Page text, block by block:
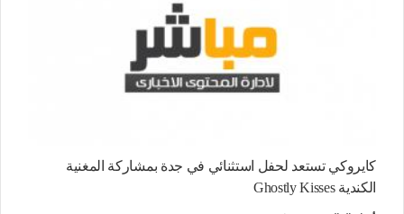
كايروكي تستعد لحفل استثنائي في جدة بمشاركة المغنية
الكندية Ghostly Kisses